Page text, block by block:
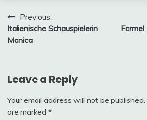
Post
navigation
Previous:
Italienische Schauspielerin
Monica
Leave a Reply
Your email address will not be published.
are marked *